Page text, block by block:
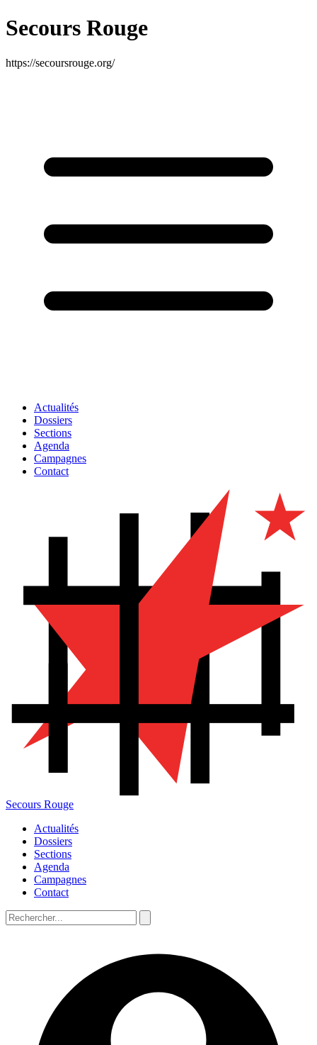
Secours Rouge
https://secoursrouge.org/
Actualités
Dossiers
Sections
Agenda
Campagnes
Contact
Secours Rouge
Actualités
Dossiers
Sections
Agenda
Campagnes
Contact